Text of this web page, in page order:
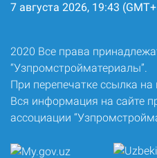
7 августа 2026, 19:43
2020 Все права
“Узпромстройматериалы”.
При перепечатке ссылка на
Вся информация на сайте
ассоциации